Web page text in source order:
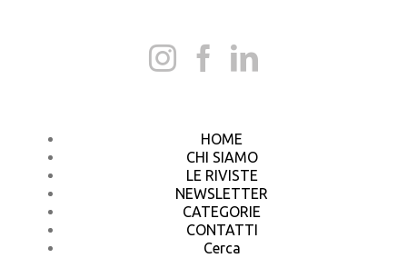
HOME
CHI SIAMO
LE RIVISTE
NEWSLETTER
CATEGORIE
CONTATTI
Cerca